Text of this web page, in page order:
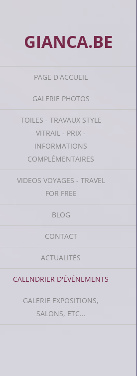
GIANCA.BE
PAGE D'ACCUEIL
GALERIE PHOTOS
TOILES - TRAVAUX STYLE
VITRAIL - PRIX -
INFORMATIONS
COMPLÉMENTAIRES
VIDEOS VOYAGES - TRAVEL
FOR FREE
BLOG
CONTACT
ACTUALITÉS
CALENDRIER D'ÉVÉNEMENTS
GALERIE EXPOSITIONS,
SALONS, ETC...